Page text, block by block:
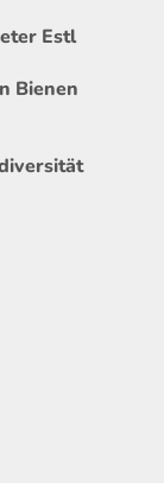
Estl
Bienen